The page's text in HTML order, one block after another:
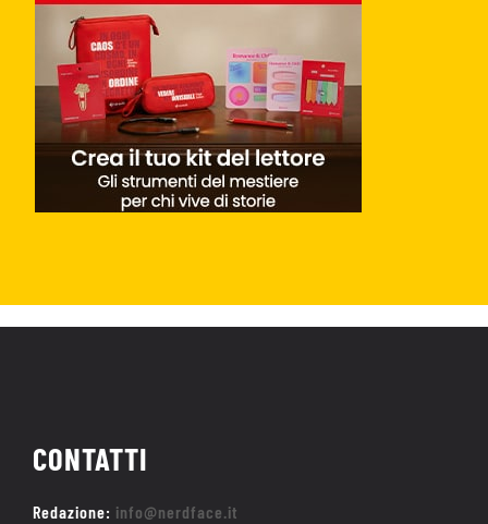
CONTATTI
Redazione: info@nerdface.it